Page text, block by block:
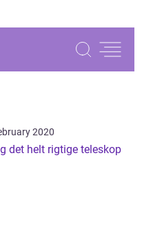
2020
det helt rigtige teleskop